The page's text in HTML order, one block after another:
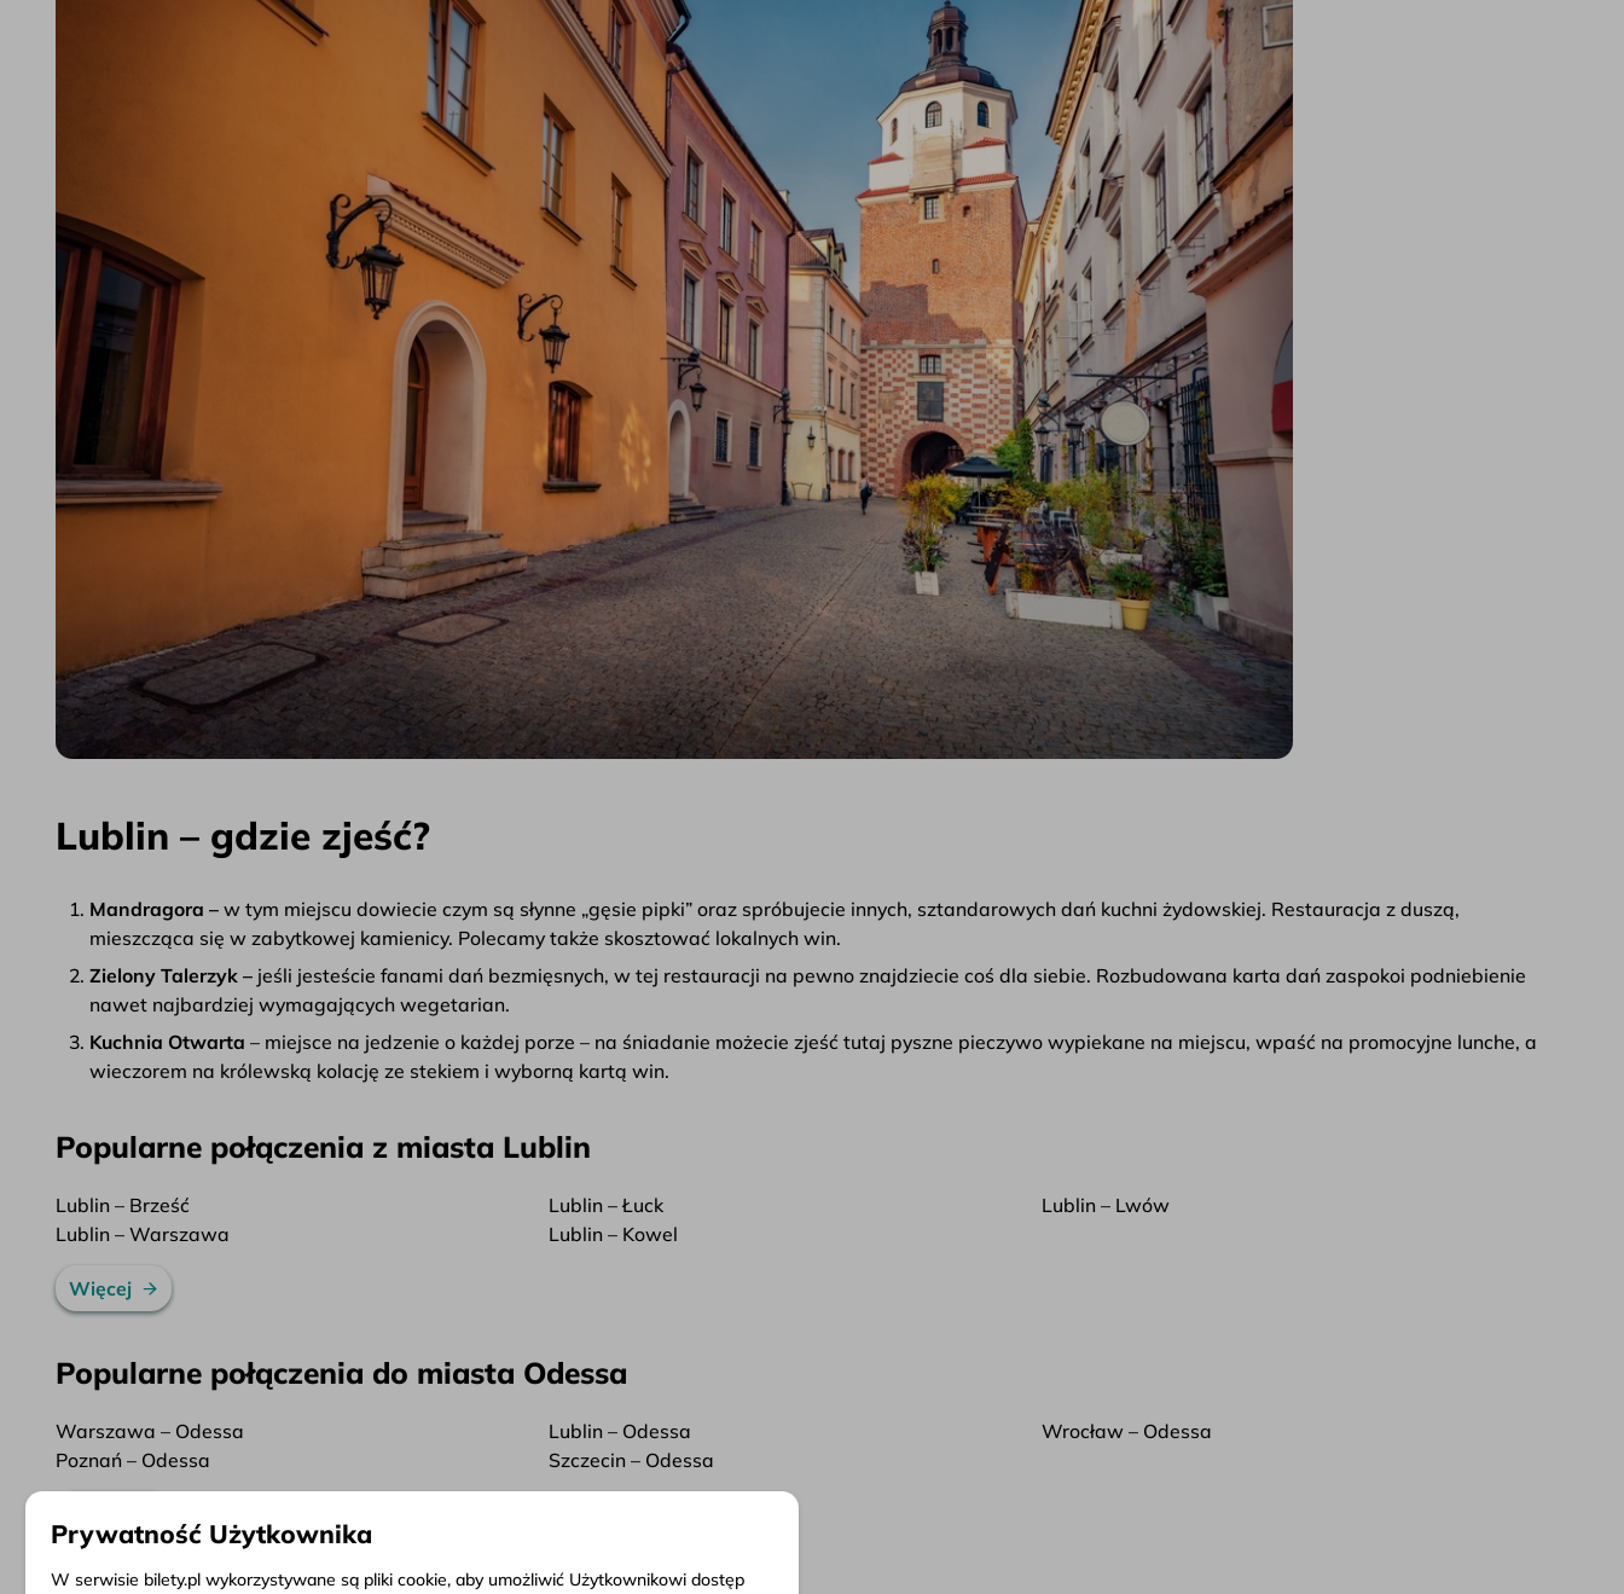
Lublin – gdzie zjeść?
Mandragora – w tym miejscu dowiecie czym są słynne „gęsie pipki” oraz spróbujecie innych, sztandarowych dań kuchni żydowskiej. Restauracja z duszą,
mieszcząca się w zabytkowej kamienicy. Polecamy także skosztować lokalnych win.
Zielony Talerzyk – jeśli jesteście fanami dań bezmięsnych, w tej restauracji na pewno znajdziecie coś dla siebie. Rozbudowana karta dań zaspokoi podniebienie
nawet najbardziej wymagających wegetarian.
Kuchnia Otwarta – miejsce na jedzenie o każdej porze – na śniadanie możecie zjeść tutaj pyszne pieczywo wypiekane na miejscu, wpaść na promocyjne lunche, a
wieczorem na królewską kolację ze stekiem i wyborną kartą win.
Popularne połączenia z miasta Lublin
Lublin – Brześć Lublin – Łuck
Lublin – Lwów
Lublin – Warszawa
Lublin – Kowel
Więcej
Popularne połączenia do miasta Odessa
Warszawa – Odessa Lublin – Odessa
Wrocław – Odessa
Poznań – Odessa
Szczecin – Odessa
Prywatność Użytkownika
W serwisie bilety.pl wykorzystywane są pliki cookie, aby umożliwić Użytkownikowi dostęp